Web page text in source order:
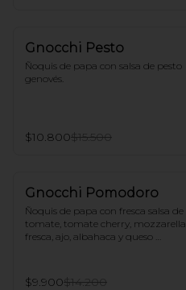
Gnocchi Pesto
Ñoquis de papa con salsa de pesto
genovés.
$10.800$15.500
Gnocchi Pomodoro
Ñoquis de papa con fresca salsa de
tomate, tomate cherry, mozzarella
fresca, ajo, albahaca y queso
$9.900$14.200